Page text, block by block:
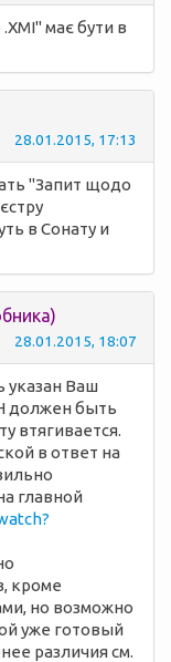
має бути в
28.01.2015, 17:13
"Запит щодо
в Сонату и
28.01.2015, 18:07
указан Ваш
должен быть
втягивается.
в ответ на
главной
кроме
но возможно
уже готовый
различия см.